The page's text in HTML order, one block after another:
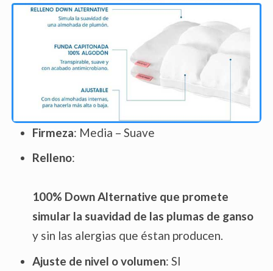
Firmeza: Media – Suave
Relleno:
100% Down Alternative que promete
simular la suavidad de las plumas de ganso
y sin las alergias que éstan producen.
Ajuste de nivel o volumen: SI